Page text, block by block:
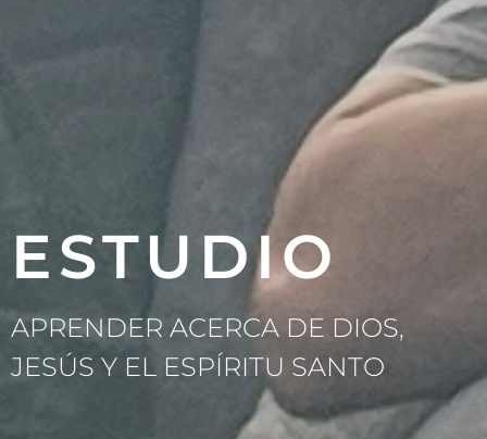
ESTUDIO
APRENDER ACERCA DE DIOS,
JESÚS Y EL ESPÍRITU SANTO